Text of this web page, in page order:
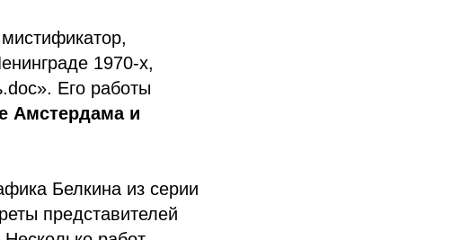
1970-х,
Его работы
Амстердама и
Белкина из серии
представителей